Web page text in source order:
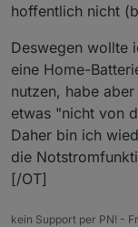
hoffentlich nicht
Deswegen wollte
eine Home-
nutzen, habe
etwas "nicht von
Daher bin ich
die
[/OT]
kein Support per PN! -